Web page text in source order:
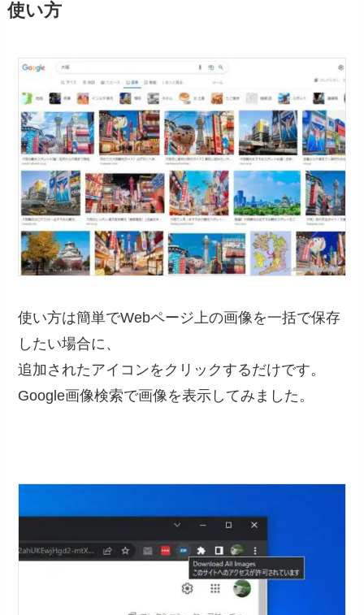
使い方
使い方は簡単でWebページ上の画像を一括で保存
したい場合に、
追加されたアイコンをクリックするだけです。
Google画像検索で画像を表示してみました。